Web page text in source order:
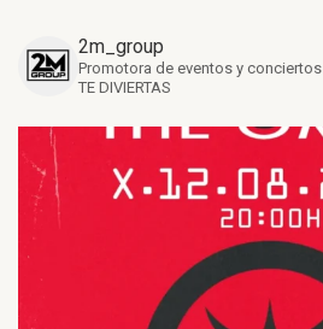
2m_group
Promotora de eventos y conciertos
TE DIVIERTAS